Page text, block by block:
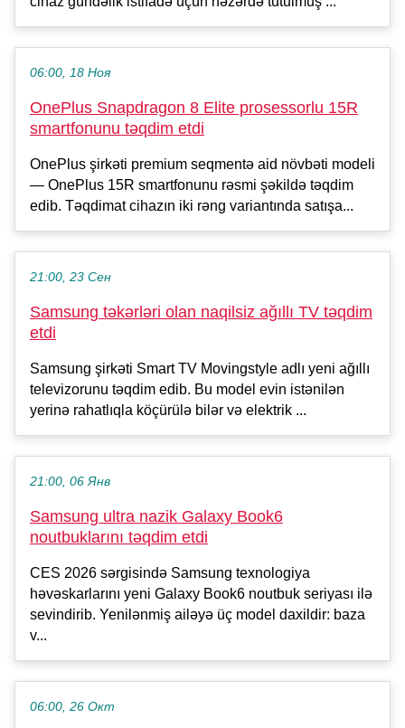
06:00, 18 Ноя
OnePlus Snapdragon 8 Elite prosessorlu 15R
smartfonunu təqdim etdi
OnePlus şirkəti premium seqmentə aid növbəti modeli
— OnePlus 15R smartfonunu rəsmi şəkildə təqdim
edib. Təqdimat cihazın iki rəng variantında satışa...
21:00, 23 Сен
Samsung təkərləri olan naqilsiz ağıllı TV təqdim
etdi
Samsung şirkəti Smart TV Movingstyle adlı yeni ağıllı
televizorunu təqdim edib. Bu model evin istənilən
yerinə rahatlıqla köçürülə bilər və elektrik ...
21:00, 06 Янв
Samsung ultra nazik Galaxy Book6
noutbuklarını təqdim etdi
CES 2026 sərgisində Samsung texnologiya
həvəskarlarını yeni Galaxy Book6 noutbuk seriyası ilə
sevindirib. Yenilənmiş ailəyə üç model daxildir: baza
v...
06:00, 26 Окт